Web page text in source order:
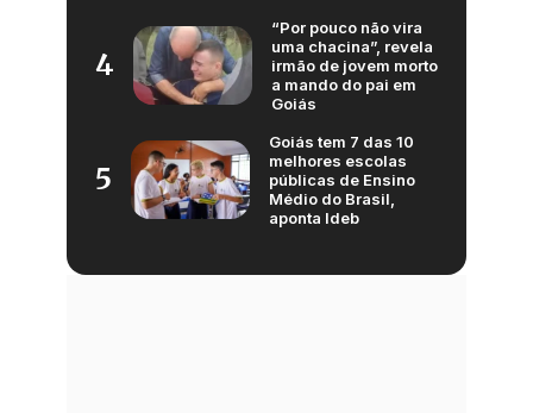
4
“Por pouco não vira
uma chacina”, revela
irmão de jovem morto
a mando do pai em
Goiás
5
Goiás tem 7 das 10
melhores escolas
públicas de Ensino
Médio do Brasil,
aponta Ideb